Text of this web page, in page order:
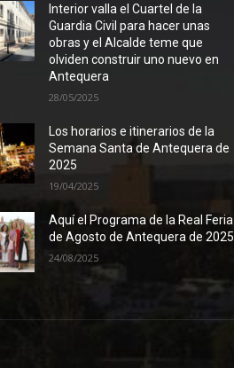
Interior valla el Cuartel de la
Guardia Civil para hacer unas
obras y el Alcalde teme que
olviden construir uno nuevo en
Antequera
28/05/2025
Los horarios e itinerarios de la
Semana Santa de Antequera de
2025
19/04/2025
Aquí el Programa de la Real Feria
de Agosto de Antequera de 2025
24/08/2025